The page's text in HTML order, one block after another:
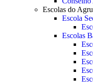
Escolas do
Escola
Escolas